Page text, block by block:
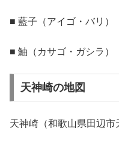
■ 藍子（アイゴ・バリ）
■ 鮋（カサゴ・ガシラ）
天神崎の地図
天神崎（和歌山県田辺市